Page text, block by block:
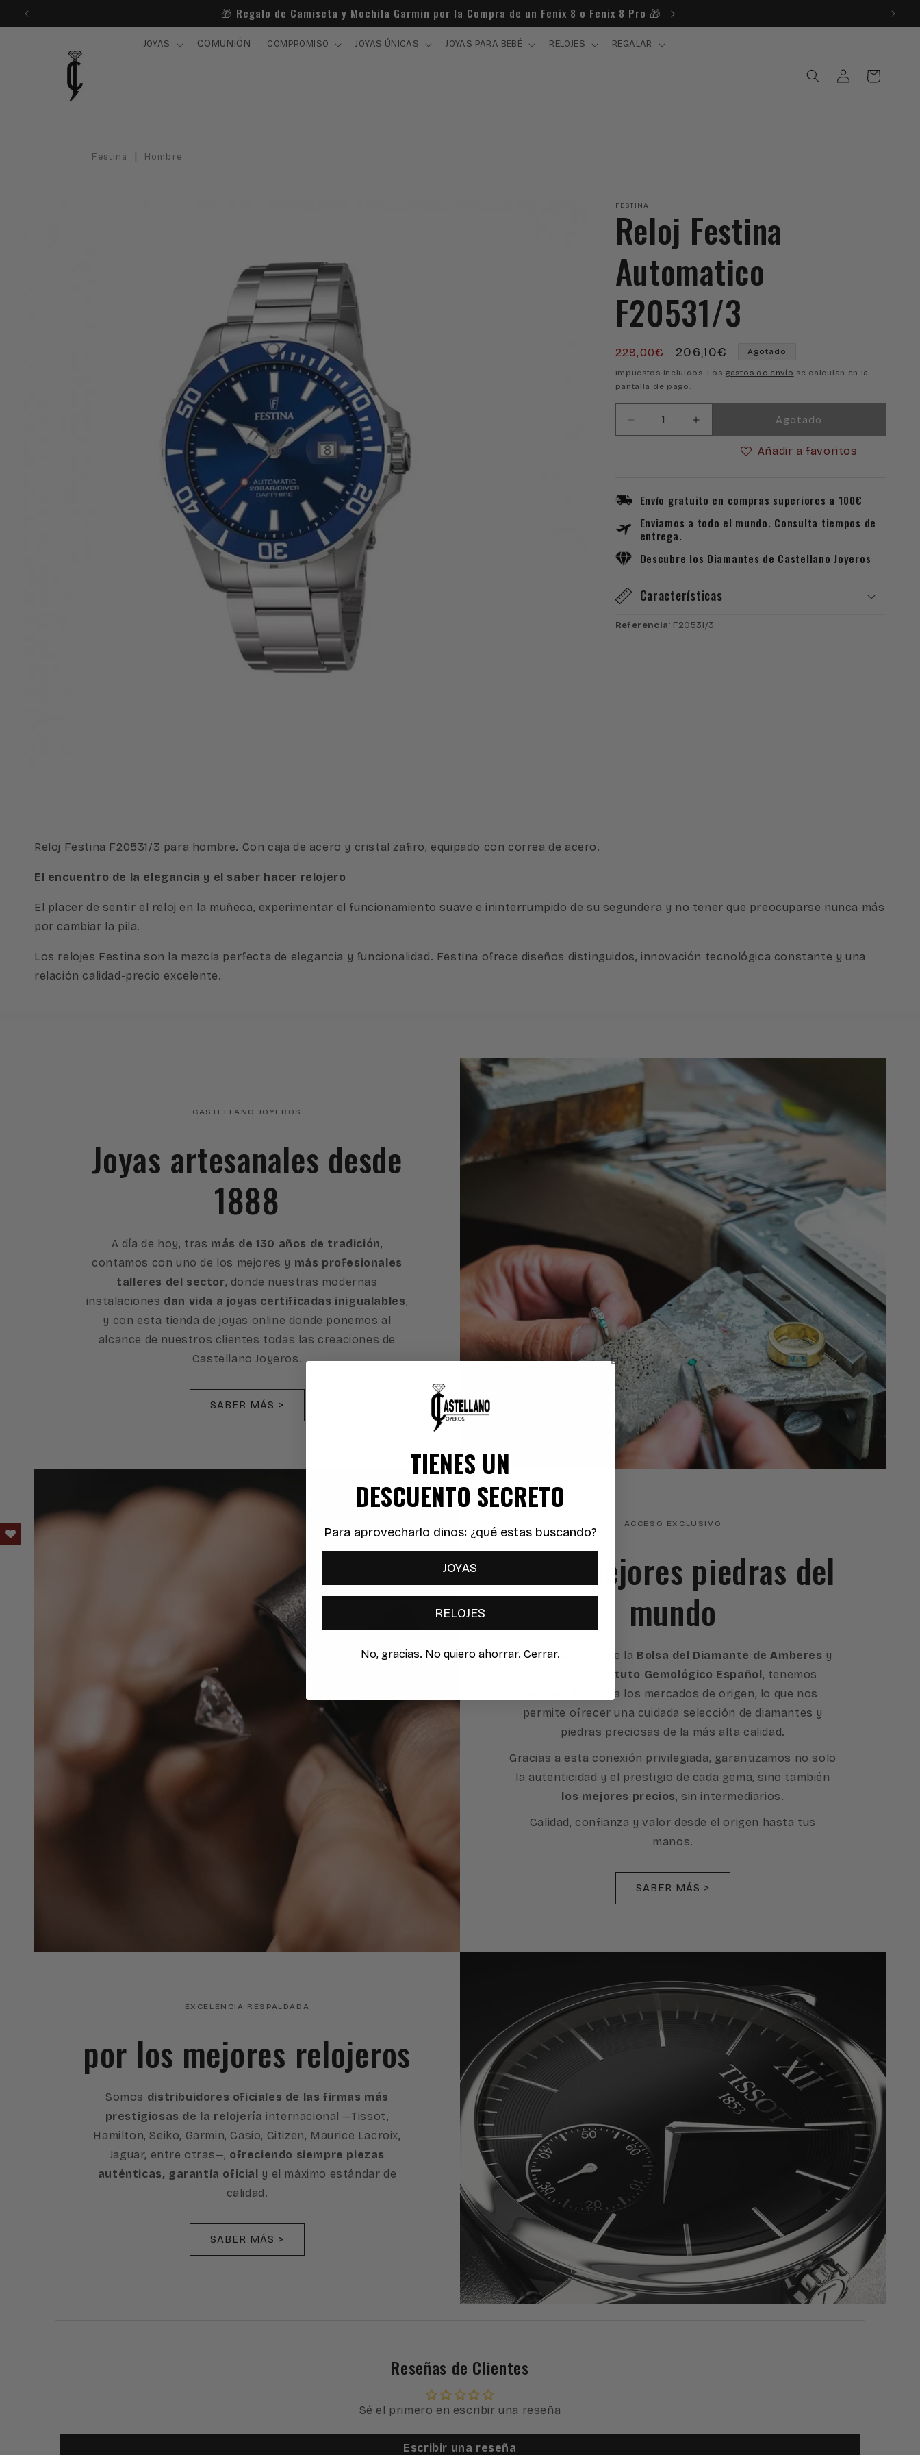
directamente
al contenido
🎁​ Regalo de Camiseta y Mochila Garmin por la Compra de un Fenix 8 o Fenix 8 Pro 🎁​
JOYAS COMUNIÓN COMPROMISO JOYAS ÚNICAS JOYAS PARA BEBÉ RELOJES REGALAR
Iniciar
sesión
Carrito
Festina | Hombre
modal
FESTINA
Reloj Festina
Automatico
F20531/3
Precio
habitual
229,00€
Precio
de
oferta
206,10€ Agotado
Impuestos incluidos. Los gastos de envío se calculan en la
pantalla de pago.
Reducir
cantidad
Automatico
Aumentar
cantidad
Automatico
Agotado
Añadir a favoritos
Envío gratuito en compras superiores a 100€
Enviamos a todo el mundo. Consulta tiempos de
entrega.
Descubre los Diamantes de Castellano Joyeros
Características
Referencia: F20531/3
Reloj Festina F20531/3 para hombre. Con caja de acero y cristal zafiro, equipado con correa de acero.
El encuentro de la elegancia y el saber hacer relojero
El placer de sentir el reloj en la muñeca, experimentar el funcionamiento suave e ininterrumpido de su segundera y no tener que preocuparse nunca más
por cambiar la pila.
Los relojes Festina son la mezcla perfecta de elegancia y funcionalidad. Festina ofrece diseños distinguidos, innovación tecnológica constante y una
relación calidad-precio excelente.
CASTELLANO JOYEROS
Joyas artesanales desde
1888
A día de hoy, tras más de 130 años de tradición,
contamos con uno de los mejores y más profesionales
talleres del sector, donde nuestras modernas
instalaciones dan vida a joyas certificadas inigualables,
y con esta tienda de joyas online donde ponemos al
alcance de nuestros clientes todas las creaciones de
Castellano Joyeros.
SABER MÁS >
ACCESO EXCLUSIVO
a las mejores piedras del
mundo
Como miembros de la Bolsa del Diamante de Amberes y
Instituto Gemológico Español, tenemos
acceso directo a los mercados de origen, lo que nos
permite ofrecer una cuidada selección de diamantes y
piedras preciosas de la más alta calidad.
Gracias a esta conexión privilegiada, garantizamos no solo
la autenticidad y el prestigio de cada gema, sino también
los mejores precios, sin intermediarios.
Calidad, confianza y valor desde el origen hasta tus
manos.
SABER MÁS >
EXCELENCIA RESPALDADA
por los mejores relojeros
Somos distribuidores oficiales de las firmas más
prestigiosas de la relojería internacional —Tissot,
Hamilton, Seiko, Garmin, Casio, Citizen, Maurice Lacroix,
Jaguar, entre otras—, ofreciendo siempre piezas
auténticas, garantía oficial y el máximo estándar de
calidad.
SABER MÁS >
Reseñas de Clientes
Sé el primero en escribir una reseña
Escribir una reseña
TIENES UN
DESCUENTO SECRETO
Para aprovecharlo dinos: ¿qué estas buscando?
JOYAS
RELOJES
No, gracias. No quiero ahorrar. Cerrar.